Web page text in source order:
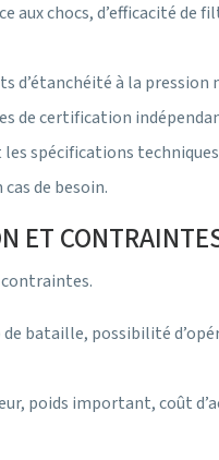
aux chocs, d’efficacité
à la
de certification
spécifications
de besoin.
ET
bataille, possibilité
poids important, coût